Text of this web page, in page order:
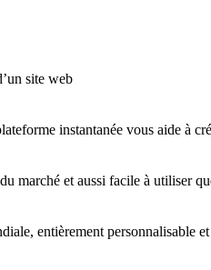
site web
instantanée vous aide à
marché et aussi facile à utiliser
entièrement personnalisable